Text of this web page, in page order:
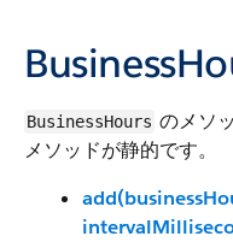
BusinessHours のメソ
メソッドが静的です。